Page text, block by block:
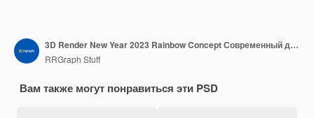
3D Render New Year 2023 Rainbow Concept Современный дизайн
RRGraph Stuff
Вам также могут понравиться эти PSD